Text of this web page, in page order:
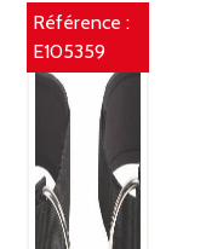
Référence :
E105359